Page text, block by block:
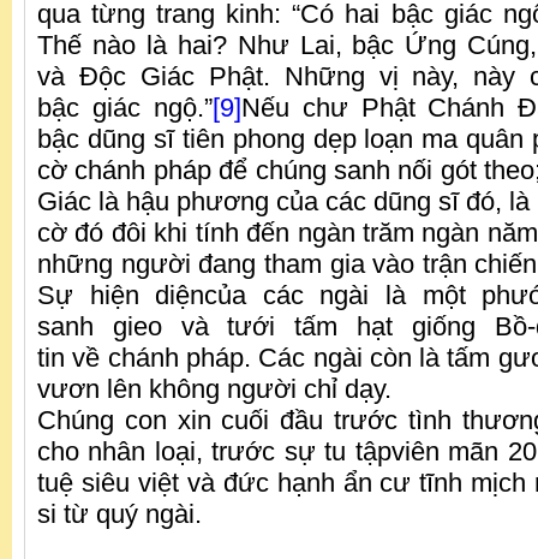
qua từng trang kinh: “Có hai bậc giác
Thế nào là hai? Như Lai, bậc Ứng
và Độc Giác Phật. Những vị này, này
bậc giác ngộ.”[9]Nếu chư Phật Chánh
bậc dũng sĩ tiên phong dẹp loạn ma
cờ chánh pháp để chúng sanh nối gót
Giác là hậu phương của các dũng sĩ đó,
cờ đó đôi khi tính đến ngàn trăm ngàn
những người đang tham gia vào trận
Sự hiện diệncủa các ngài là một
sanh gieo và tưới tấm hạt giống
tin về chánh pháp. Các ngài còn là tấm
vươn lên không người chỉ dạy.
Chúng con xin cuối đầu trước tình
cho nhân loại, trước sự tu tậpviên mãn
tuệ siêu việt và đức hạnh ẩn cư tĩnh mịch
si từ quý ngài.